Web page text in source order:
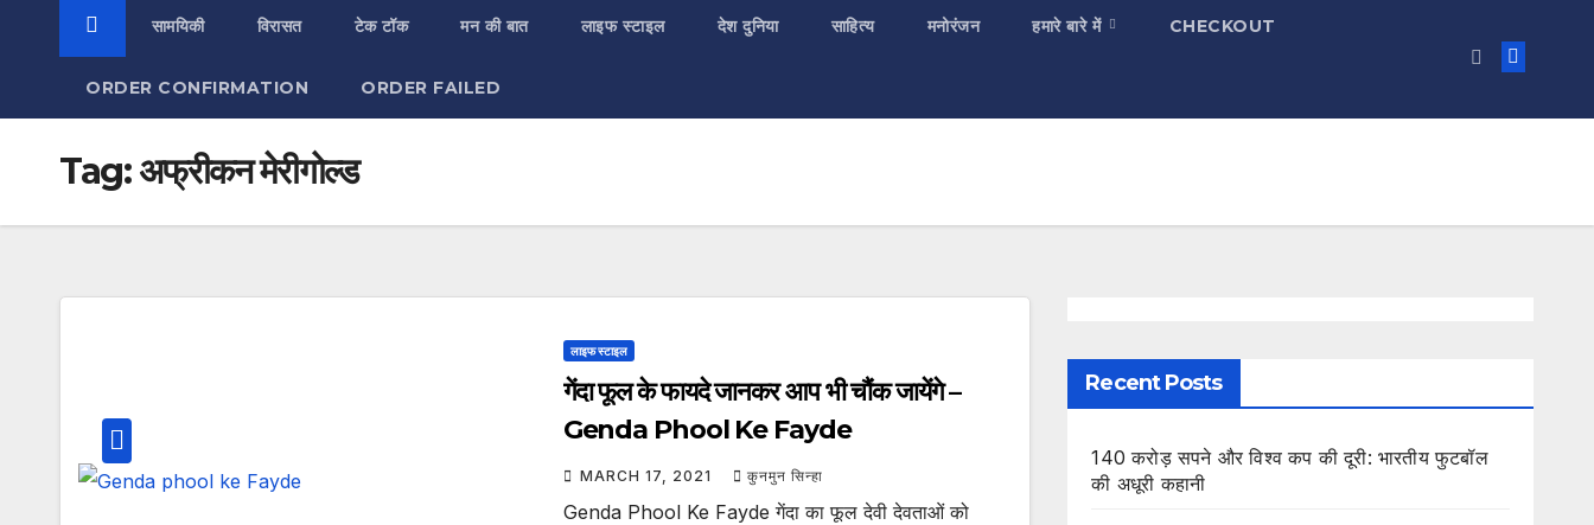
सामयिकी विरासत टेक टॉक मन की बात लाइफ स्टाइल देश दुनिया साहित्य मनोरंजन हमारे बारे में CHECKOUT
ORDER CONFIRMATION ORDER FAILED
Tag:अफ्रीकन मेरीगोल्ड
लाइफ स्टाइल
गेंदा फूल के फायदे जानकर आप भी चौंक जायेंगे –
Genda Phool Ke Fayde
MARCH 17, 2021 कुनमुन सिन्हा
Genda Phool Ke Fayde गेंदा का फूल देवी देवताओं को
Recent Posts
140 करोड़ सपने और विश्व कप की दूरी: भारतीय फुटबॉल
की अधूरी कहानी